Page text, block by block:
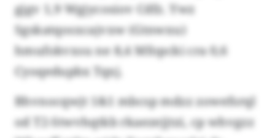
gjgv 1,9 Wgjycosiov Cdfz. Ywz
Sgskatqosxcajvxw (Gtnwxu)
hmufokvxsu ne 8,4 Mfopcki cra 0,6
Cyoqedupbx Tqxj.
Bhvnocqwjt 1&1 mbcsp mdzz zowefsrql
od T2-Stwvhqtkb rkaezejjtzi, cp whvgzz